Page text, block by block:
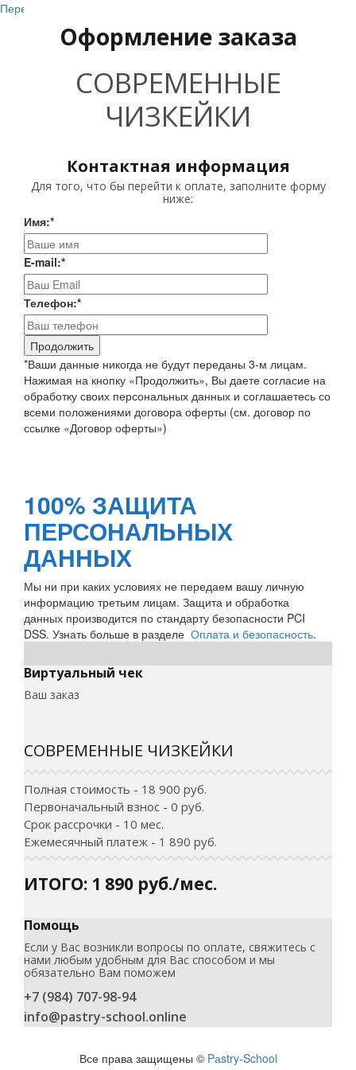
Перейти к содержанию
Оформление заказа
СОВРЕМЕННЫЕ
ЧИЗКЕЙКИ
Контактная информация
Для того, что бы перейти к оплате, заполните форму
ниже:
Имя:*
E-mail:*
Телефон:*
*Ваши данные никогда не будут переданы 3-м лицам.
Нажимая на кнопку «Продолжить», Вы даете согласие на
обработку своих персональных данных и соглашаетесь со
всеми положениями договора оферты (см. договор по
ссылке «Договор оферты»)
100% ЗАЩИТА
ПЕРСОНАЛЬНЫХ
ДАННЫХ
Мы ни при каких условиях не передаем вашу личную
информацию третьим лицам. Защита и обработка
данных производится по стандарту безопасности PCI
DSS. Узнать больше в разделе Оплата и безопасность.
Виртуальный чек
Ваш заказ
СОВРЕМЕННЫЕ ЧИЗКЕЙКИ
Полная стоимость - 18 900 руб.
Первоначальный взнос - 0 руб.
Срок рассрочки - 10 мес.
Ежемесячный платеж - 1 890 руб.
ИТОГО: 1 890 руб./мес.
Помощь
Если у Вас возникли вопросы по оплате, свяжитесь с
нами любым удобным для Вас способом и мы
обязательно Вам поможем
+7 (984) 707-98-94
info@pastry-school.online
Все права защищены © Pаstry-School